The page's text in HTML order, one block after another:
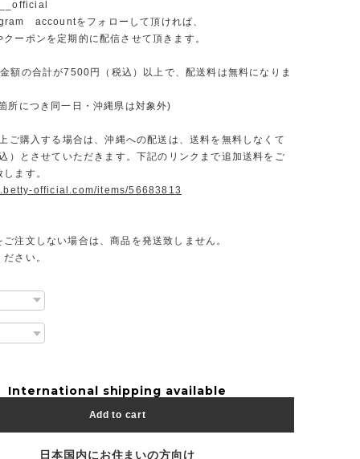
accountをフォローして頂ければ、
ーポンを定期的に配信させて頂きます。
額の合計が7500円（税込）以上で、配送料は無料になりま
所につき同一日・沖縄県は対象外)
購入する場合は、沖縄への配送は、送料を無料しなくて
）とさせていただきます。下記のリンクまで追加送料をご
ます。
official.com/items/56683813
注文しない場合は、商品を発送致しません。
さい。
International shipping available
Add to cart
日本国内にお住まいの方向け